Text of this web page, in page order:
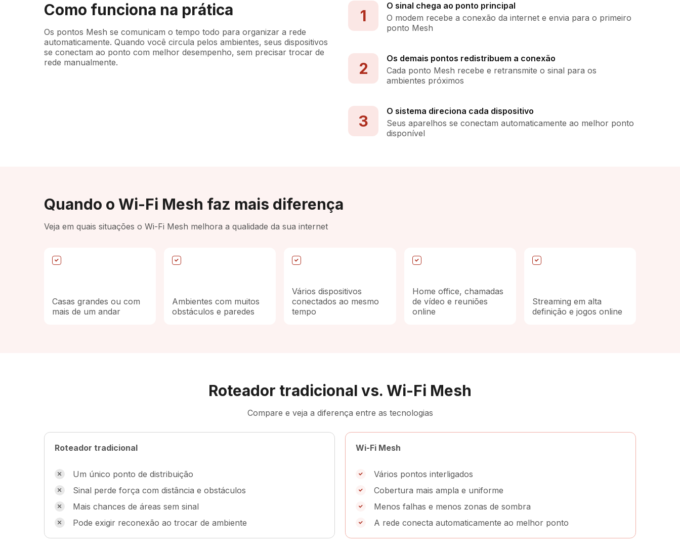
Como funciona na prática
Os pontos Mesh se comunicam o tempo todo para organizar a rede
automaticamente. Quando você circula pelos ambientes, seus dispositivos
se conectam ao ponto com melhor desempenho, sem precisar trocar de
rede manualmente.
1
O sinal chega ao ponto principal
O modem recebe a conexão da internet e envia para o primeiro
ponto Mesh
2
Os demais pontos redistribuem a conexão
Cada ponto Mesh recebe e retransmite o sinal para os
ambientes próximos
3
O sistema direciona cada dispositivo
Seus aparelhos se conectam automaticamente ao melhor ponto
disponível
Quando o Wi-Fi Mesh faz mais diferença
Veja em quais situações o Wi-Fi Mesh melhora a qualidade da sua internet
Casas grandes ou com
mais de um andar
Ambientes com muitos
obstáculos e paredes
Vários dispositivos
conectados ao mesmo
tempo
Home office, chamadas
de vídeo e reuniões
online
Streaming em alta
definição e jogos online
Roteador tradicional vs. Wi-Fi Mesh
Compare e veja a diferença entre as tecnologias
Roteador tradicional
Um único ponto de distribuição
Sinal perde força com distância e obstáculos
Mais chances de áreas sem sinal
Pode exigir reconexão ao trocar de ambiente
Wi-Fi Mesh
Vários pontos interligados
Cobertura mais ampla e uniforme
Menos falhas e menos zonas de sombra
A rede conecta automaticamente ao melhor ponto